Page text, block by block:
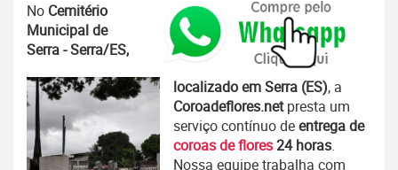
No Cemitério
Municipal de
Serra - Serra/ES,
localizado em Serra (ES), a
Coroadeflores.netpresta um
serviço contínuo deentrega de
coroas de flores24 horas.
Nossa equipe trabalha com